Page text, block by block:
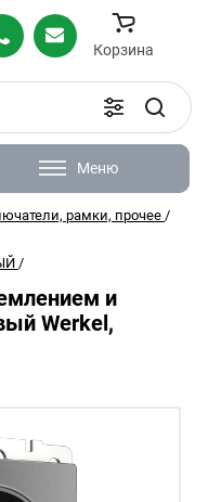
Корзина
Меню
рамки, прочее /
/
и
Werkel,